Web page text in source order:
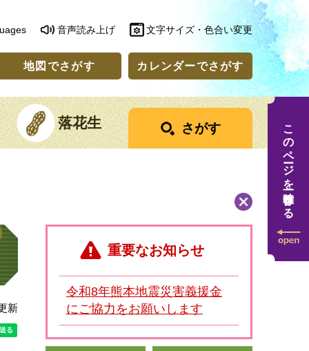
音声読み上げ 文字サイズ・色合い変更
地図でさがす カレンダーでさがす
落花生 さがす
新
重要なお知らせ
令和8年熊本地震災害義援金
にご協力をお願いします
このページを一時保存する